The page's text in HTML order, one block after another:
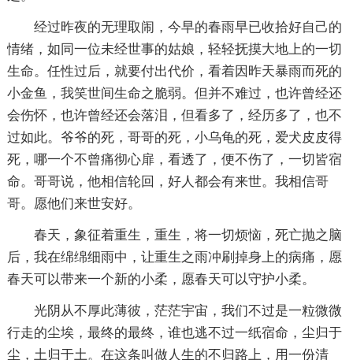
经过昨夜的无理取闹，今早的春雨早已收拾好自己的
情绪，如同一位未经世事的姑娘，轻轻抚摸大地上的一切
生命。任性过后，就要付出代价，看着因昨天暴雨而死的
小金鱼，我笑世间生命之脆弱。但并不难过，也许曾经还
会伤怀，也许曾经还会落泪，但看多了，经历多了，也不
过如此。爷爷的死，哥哥的死，小乌龟的死，爱犬皮皮得
死，哪一个不曾痛彻心扉，看透了，便不伤了，一切皆宿
命。哥哥说，他相信轮回，好人都会有来世。我相信哥
哥。愿他们来世安好。
春天，象征着重生，重生，将一切烦恼，死亡抛之脑
后，我在绵绵细雨中，让重生之雨冲刷掉身上的病痛，愿
春天可以带来一个新的小柔，愿春天可以守护小柔。
光阴从不厚此薄彼，茫茫宇宙，我们不过是一粒微微
行走的尘埃，最终的最终，谁也逃不过一纸宿命，尘归于
尘，土归于土。在这条叫做人生的不归路上，用一份清